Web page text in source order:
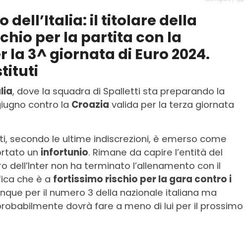
dell’Italia: il titolare della
per la partita con la
la 3^ giornata di Euro 2024.
, dove la squadra di Spalletti sta preparando la
contro la Croazia valida per la terza giornata
secondo le ultime indiscrezioni, è emerso come
un infortunio. Rimane da capire l’entità del
dell’Inter non ha terminato l’allenamento con il
che è a fortissimo rischio per la gara contro i
per il numero 3 della nazionale italiana ma
dovrà fare a meno di lui per il prossimo